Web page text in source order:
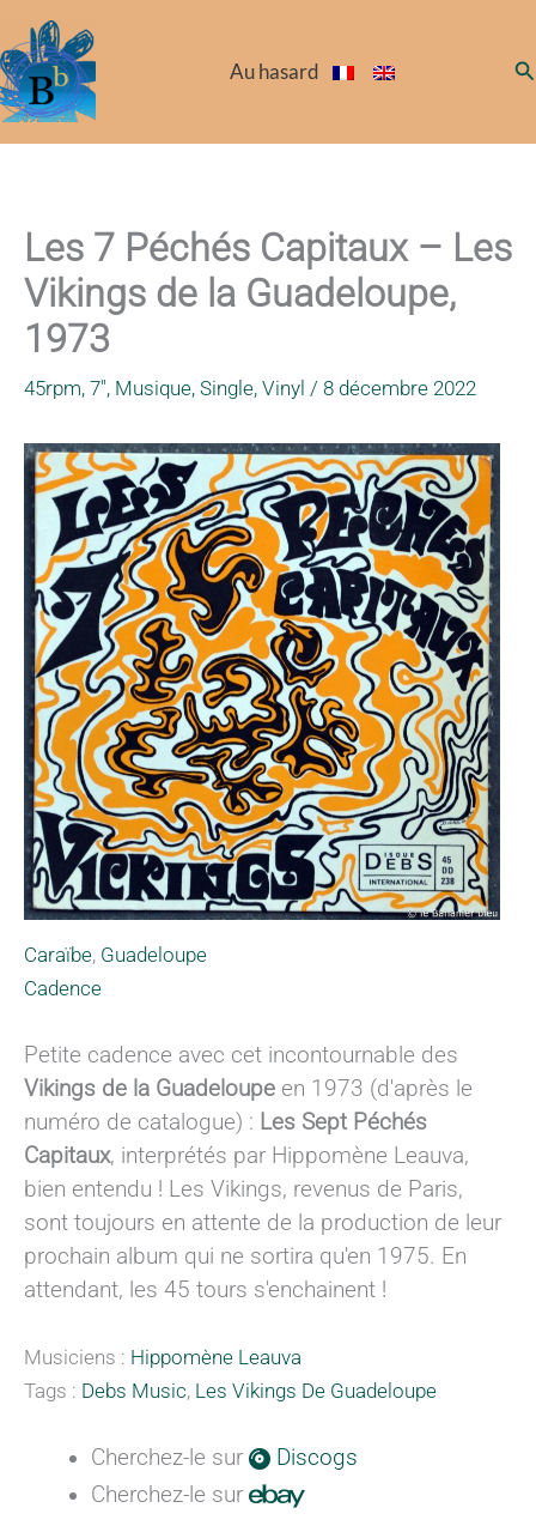
au
contenu
Au hasard
Les 7 Péchés Capitaux – Les
Vikings de la Guadeloupe,
1973
45rpm, 7", Musique, Single, Vinyl / 8 décembre 2022
Caraïbe, Guadeloupe
Cadence
Petite cadence avec cet incontournable des
Vikings de la Guadeloupe en 1973 (d'après le
numéro de catalogue) : Les Sept Péchés
Capitaux, interprétés par Hippomène Leauva,
bien entendu ! Les Vikings, revenus de Paris,
sont toujours en attente de la production de leur
prochain album qui ne sortira qu'en 1975. En
attendant, les 45 tours s'enchainent !
Musiciens : Hippomène Leauva
Tags : Debs Music, Les Vikings De Guadeloupe
Cherchez-le sur
Discogs
Cherchez-le sur